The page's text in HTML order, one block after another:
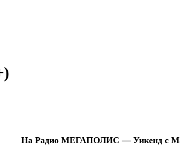
На Радио МЕГАПОЛИС — Уикенд с